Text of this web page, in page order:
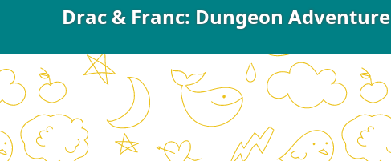
Drac & Franc: Dungeon Adventure